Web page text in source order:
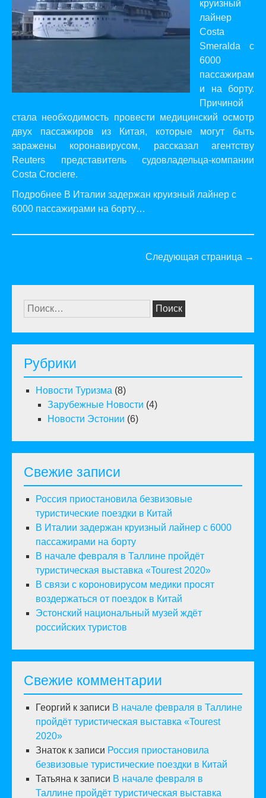
круизный
лайнер
Costa
Smeralda с
6000
пассажирам
и на борту.
Причиной
стала необходимость провести медицинский осмотр
двух пассажиров из Китая, которые могут быть
заражены коронавирусом, рассказалагентству
Reuters представитель судовладельца-компании
Costa Crociere.
Подробнее В Италии задержан круизный лайнер с
6000 пассажирами на борту…
Следующая страница →
Найти:
Рубрики
Новости Туризма (8)
Зарубежные Новости (4)
Новости Эстонии (6)
Свежие записи
Россия приостановила безвизовые
туристические поездки в Китай
В Италии задержан круизный лайнер с 6000
пассажирами на борту
В начале февраля в Таллине пройдёт
туристическая выставка «Tourest 2020»
В связи с короновирусом медики просят
воздержаться от поездок в Китай
Эстонский национальный музей ждёт
российских туристов
Свежие комментарии
Георгий к записи В начале февраля в Таллине
пройдёт туристическая выставка «Tourest
2020»
Знаток к записи Россия приостановила
безвизовые туристические поездки в Китай
Татьяна к записи В начале февраля в
Таллине пройдёт туристическая выставка